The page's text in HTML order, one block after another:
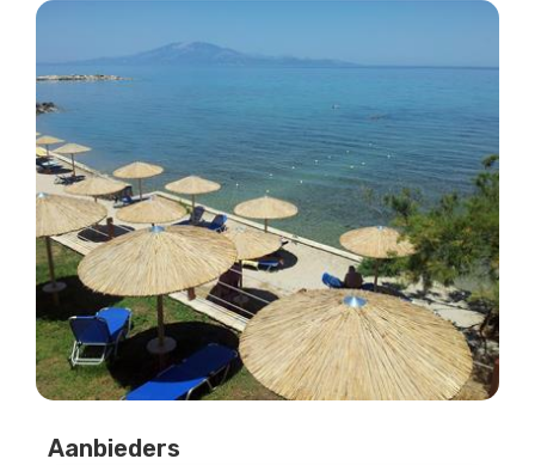
Aanbieders